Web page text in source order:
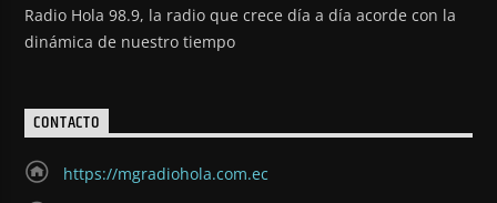
Radio Hola 98.9, la radio que crece día a día acorde con la
dinámica de nuestro tiempo
CONTACTO
https://mgradiohola.com.ec